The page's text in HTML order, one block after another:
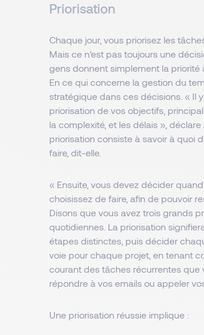
Priorisation
Chaque jour, vous priorisez les
Mais ce n’est pas toujours une
gens donnent simplement la
En ce qui concerne la gestion du
stratégique dans ces décisions. « Il
priorisation de vos objectifs,
la complexité, et les délais »,
priorisation consiste à savoir à quoi
faire, dit-elle.
« Ensuite, vous devez décider
choisissez de faire, afin de pouvoir
Disons que vous avez trois grands
quotidiennes. La priorisation
étapes distinctes, puis décider
voie pour chaque projet, en tenant
courant des tâches récurrentes
répondre à vos emails ou appeler
Une priorisation réussie implique :